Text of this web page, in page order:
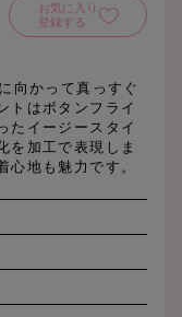
お気に入り
登録する
向かって真っすぐ
トはボタンフライ
たイージースタイ
を加工で表現しま
心地も魅力です。